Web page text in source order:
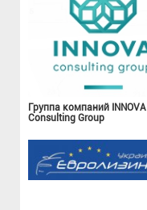
Группа компаний INNOVA
Consulting Group